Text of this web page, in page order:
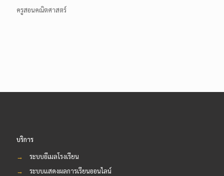
ครูสอนคณิตศาสตร์
บริการ
→
ระบบอีเมลโรงเรียน
→
ระบบแสดงผลการเรียนออนไลน์